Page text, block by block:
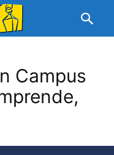
Campus